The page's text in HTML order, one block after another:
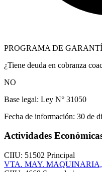
PROGRAMA DE
¿Tiene deuda en cobranza
NO
Base legal: Ley N° 31050
Fecha de información: 30 de
Actividades
CIIU: 51502 Principal
VTA. MAY. MAQUINARIA,